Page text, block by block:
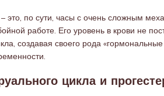
это, по сути, часы с очень сложным
работе. Его уровень в крови не
создавая своего рода
цикла и